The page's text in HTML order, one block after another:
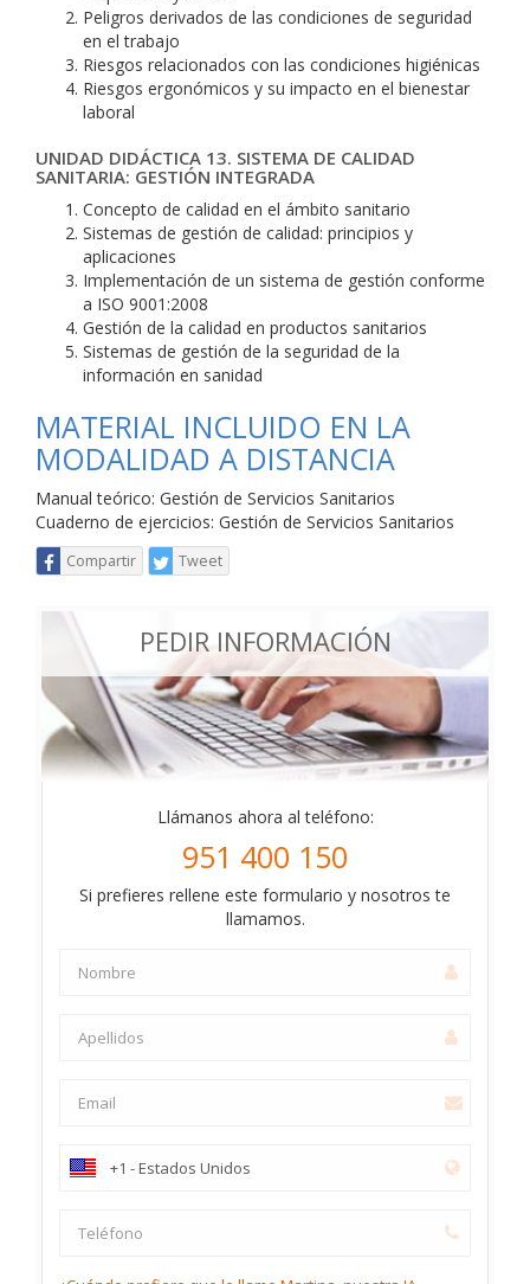
Peligros derivados de las condiciones de seguridad
en el trabajo
Riesgos relacionados con las condiciones higiénicas
Riesgos ergonómicos y su impacto en el bienestar
laboral
UNIDAD DIDÁCTICA 13. SISTEMA DE CALIDAD
SANITARIA: GESTIÓN INTEGRADA
Concepto de calidad en el ámbito sanitario
Sistemas de gestión de calidad: principios y
aplicaciones
Implementación de un sistema de gestión conforme
a ISO 9001:2008
Gestión de la calidad en productos sanitarios
Sistemas de gestión de la seguridad de la
información en sanidad
MATERIAL INCLUIDO EN LA
MODALIDAD A DISTANCIA
Manual teórico: Gestión de Servicios Sanitarios
Cuaderno de ejercicios: Gestión de Servicios Sanitarios
Compartir Tweet
PEDIR INFORMACIÓN
Llámanos ahora al teléfono:
951 400 150
Si prefieres rellene este formulario y nosotros te
llamamos.